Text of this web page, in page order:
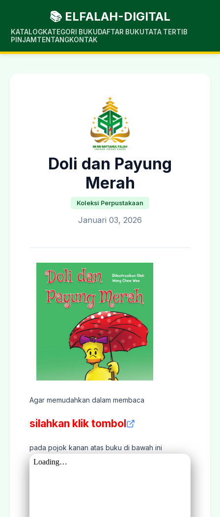
📚 ELFALAH-DIGITAL
KATALOGKATEGORI BUKUDAFTAR BUKUTATA TERTIB
PINJAM TENTANGKONTAK
Doli dan Payung
Merah
Koleksi Perpustakaan
Januari 03, 2026
Agar memudahkan dalam membaca
silahkan klik tombol
pada pojok kanan atas buku di bawah ini